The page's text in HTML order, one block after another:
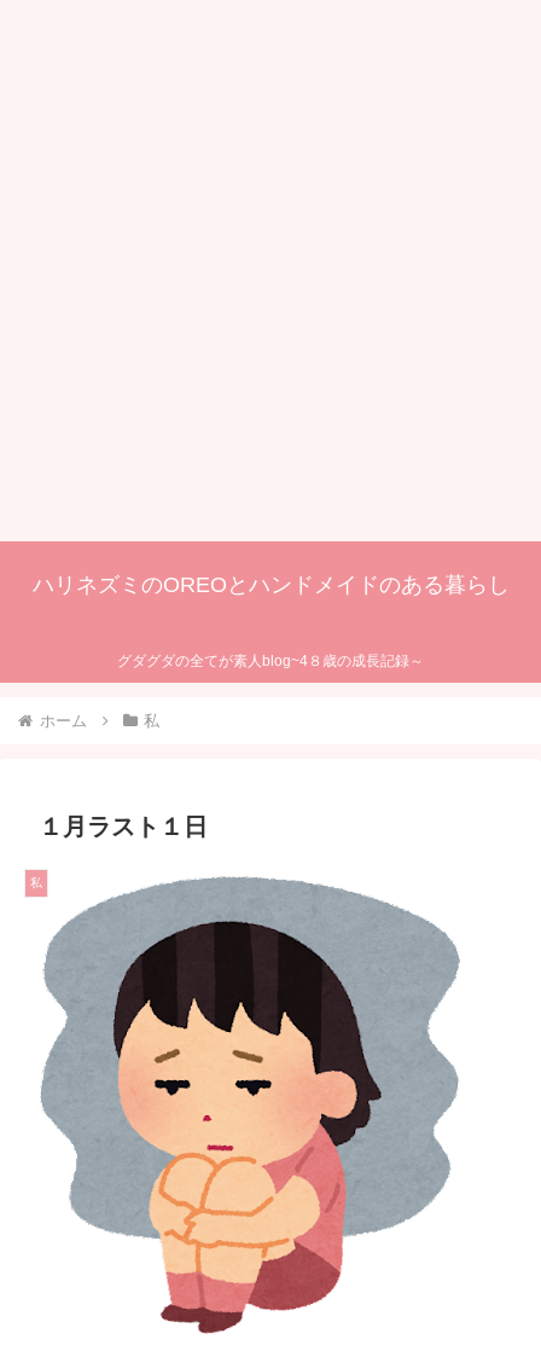
ハリネズミのOREOとハンドメイドのある暮らし
グダグダの全てが素人blog~4８歳の成長記録～
ホーム 私
１月ラスト１日
私